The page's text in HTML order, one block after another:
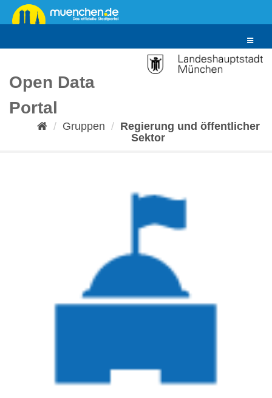
Überspringen
zum
Toggle
Open Data
Portal
Gruppen
Regierung und öffentlicher
Sektor